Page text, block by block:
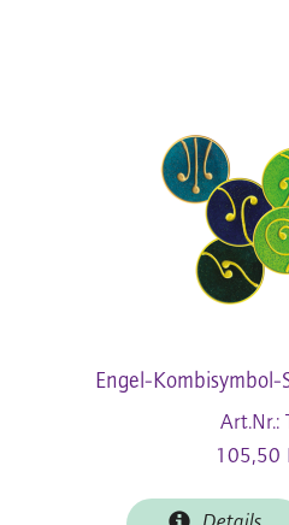
Engel-Kombisymbol-
Art.Nr.:
105,50